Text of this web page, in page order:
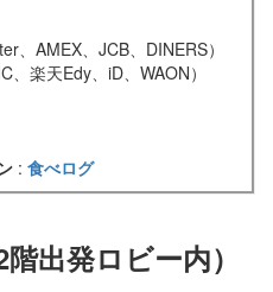
、AMEX、JCB、DINERS）
楽天Edy、iD、WAON）
: 食べログ
出発ロビー内）